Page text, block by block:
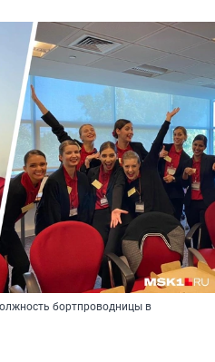
бортпроводницы в